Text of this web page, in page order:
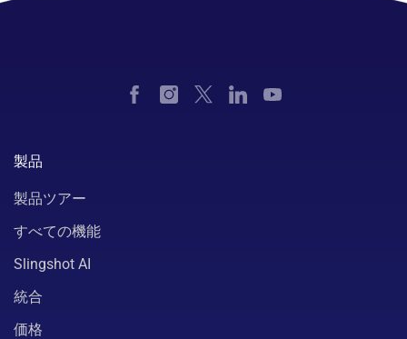
製品
製品ツアー
すべての機能
Slingshot AI
統合
価格